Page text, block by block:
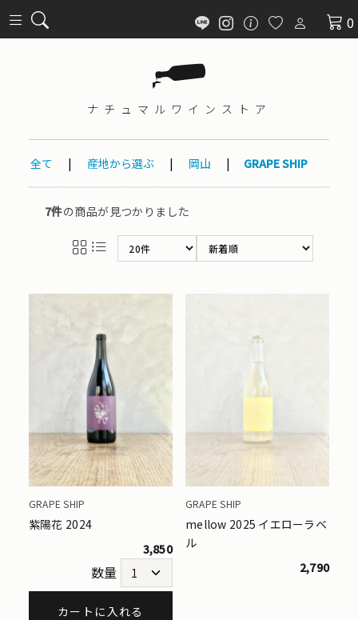
0
ナチュマル ワインストア
全て | 産地から選ぶ | 岡山 | GRAPE SHIP
7件の商品が見つかりました
GRAPE SHIP
紫陽花 2024
3,850
数量
カートに入れる
GRAPE SHIP
mellow 2025 イエローラベ
ル
2,790